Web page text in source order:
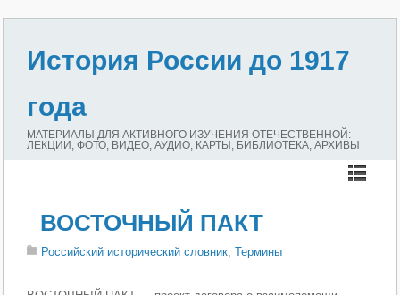
История России до 1917
года
МАТЕРИАЛЫ ДЛЯ АКТИВНОГО ИЗУЧЕНИЯ ОТЕЧЕСТВЕННОЙ:
ЛЕКЦИИ, ФОТО, ВИДЕО, АУДИО, КАРТЫ, БИБЛИОТЕКА, АРХИВЫ
ВОСТОЧНЫЙ ПАКТ
Российский исторический словник,Термины